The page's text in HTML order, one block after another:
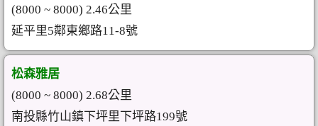
(8000 ~ 8000) 2.46公里
延平里5鄰東鄉路11-8號
松森雅居
(8000 ~ 8000) 2.68公里
南投縣竹山鎮下坪里下坪路199號